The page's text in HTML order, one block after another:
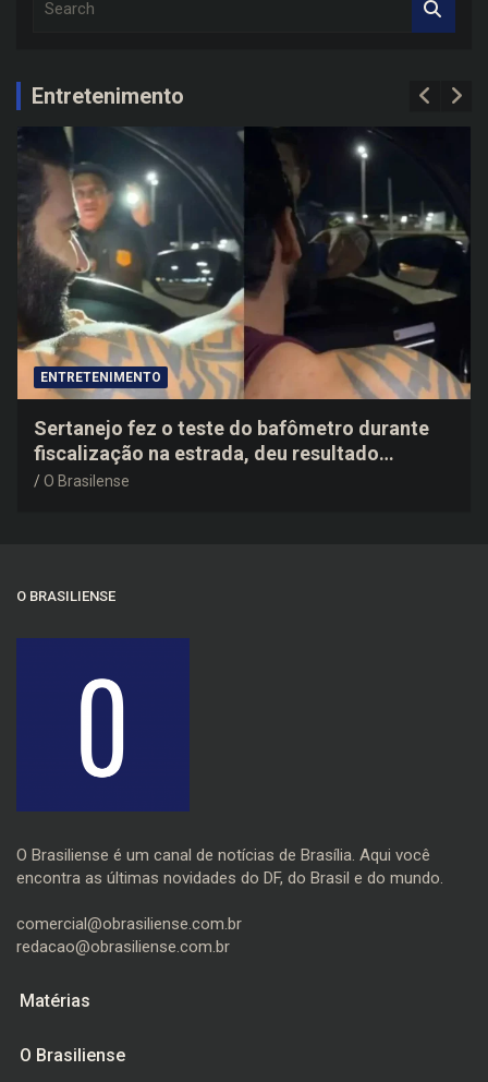
c
h
Entretenimento
ENTRETENIMENTO
Sertanejo fez o teste do bafômetro durante
fiscalização na estrada, deu resultado
negativo e elogiou o trabalho dos agentes de
O Brasilense
O BRASILIENSE
O Brasiliense é um canal de notícias de Brasília. Aqui você
encontra as últimas novidades do DF, do Brasil e do mundo.
comercial@obrasiliense.com.br
redacao@obrasiliense.com.br
Matérias
O Brasiliense